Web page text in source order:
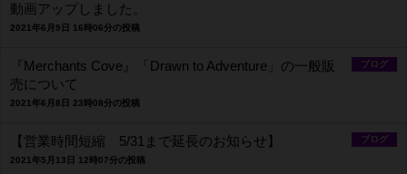
動画アップしました。
2021年6月9日 16時06分の投稿
ブログ
『Merchants Cove』「Drawn to Adventure」の一般販
売について
2021年6月8日 23時08分の投稿
ブログ
【営業時間短縮 5/31まで延長のお知らせ】
2021年5月13日 12時07分の投稿